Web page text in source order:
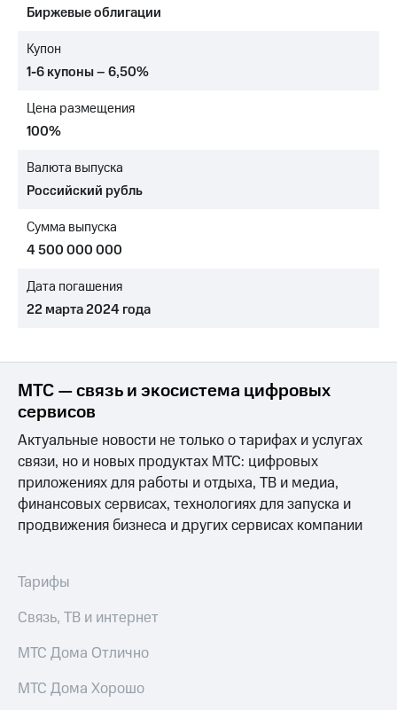
Достижения
Интервью
отчетность
Контакты
Пригласить
спикера
и акционерам
Корпоративное
управление
секретарь
Раскрытие
информации
Информация
акционерам
Документы
ПАО
"МТС"
Собрания
акционеров
Личный
Контроль
аудит
акций
Биржевые облигации
Купон
1-6 купоны – 6,50%
Цена размещения
100%
Валюта выпуска
Российский рубль
Сумма выпуска
4 500 000 000
Дата погашения
22 марта 2024 года
МТС — связь и экосистема цифровых
сервисов
Актуальные новости не только о тарифах и услугах
связи, но и новых продуктах МТС: цифровых
приложениях для работы и отдыха, ТВ и медиа,
финансовых сервисах, технологиях для запуска и
продвижения бизнеса и других сервисах компании
Тарифы
Связь, ТВ и интернет
МТС Дома Отлично
МТС Дома Хорошо